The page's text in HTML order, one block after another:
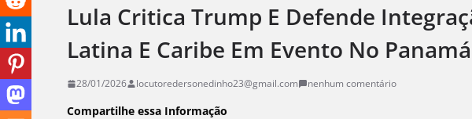
Lula Critica Trump E Defende
Latina E Caribe Em Evento No Panamá
28/01/2026 locutoredersonedinho23@gmail.com nenhum comentário
Compartilhe essa Informação